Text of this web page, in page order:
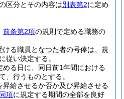
区分とその内容は別表第2に定め
前条第2項の規則で定める職務の
る職員となつた者の号俸は、規
従い決定する。
る日に、同日前1年間における
、行うものとする。
昇給させるか否か及び昇給させる
同項に規定する期間の全部を良好